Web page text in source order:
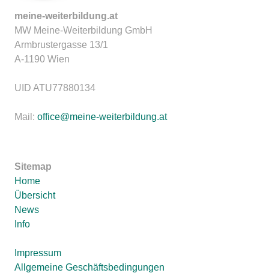
meine-weiterbildung.at
MW Meine-Weiterbildung GmbH
Armbrustergasse 13/1
A-1190 Wien
UID ATU77880134
Mail: office@meine-weiterbildung.at
Sitemap
Home
Übersicht
News
Info
Impressum
Allgemeine Geschäftsbedingungen